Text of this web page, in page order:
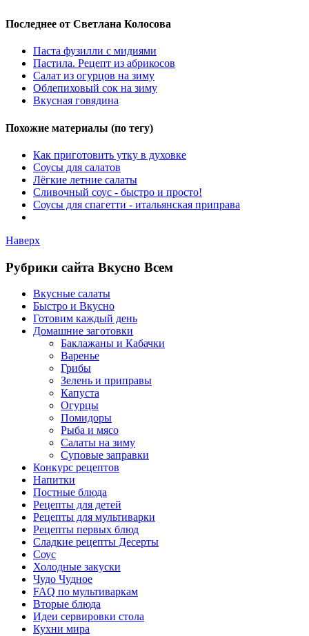
Последнее от Светлана Колосова
Паста фузилли с мидиями
Пастила. Рецепт из абрикосов
Салат из огурцов на зиму
Облепиховый сок на зиму
Вкусная говядина
Похожие материалы (по тегу)
Как приготовить утку в духовке
Соусы для салатов
Лёгкие летние салаты
Сливочный соус - быстро и просто!
Соусы для спагетти - итальянская приправа
Наверх
Рубрики сайта Вкусно Всем
Вкусные салаты
Быстро и Вкусно
Готовим каждый день
Домашние заготовки
Баклажаны и Кабачки
Варенье
Грибы
Зелень и приправы
Капуста
Огурцы
Помидоры
Рыба и мясо
Салаты на зиму
Суповые заправки
Конкурс рецептов
Напитки
Постные блюда
Рецепты для детей
Рецепты для мультиварки
Рецепты первых блюд
Сладкие рецепты Десерты
Соус
Холодные закуски
Чудо Чудное
FAQ по мультиваркам
Вторые блюда
Идеи сервировки стола
Кухни мира